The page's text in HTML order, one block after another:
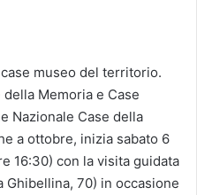
museo del territorio.
della Memoria e Case
Nazionale Case della
a ottobre, inizia sabato 6
16:30) con la visita guidata
Ghibellina, 70) in occasione